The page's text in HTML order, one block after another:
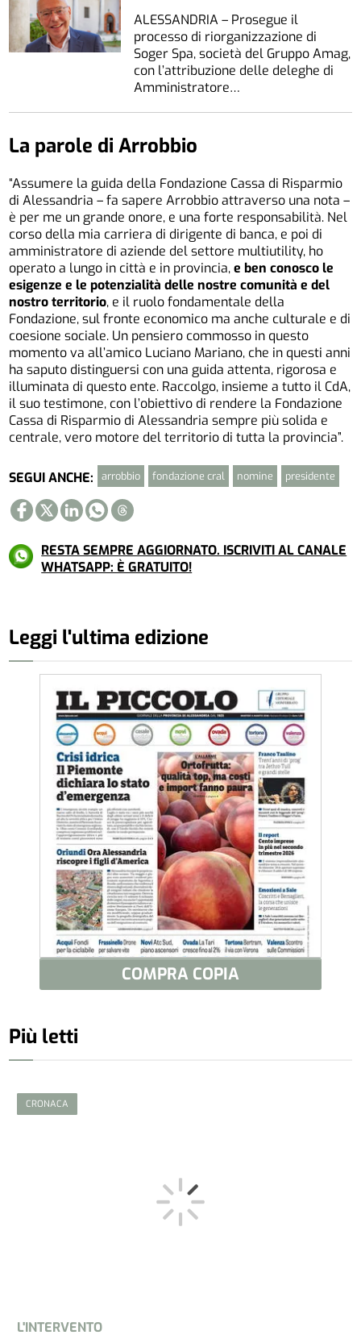
ALESSANDRIA – Prosegue il
processo di riorganizzazione di
Soger Spa, società del Gruppo Amag,
con l’attribuzione delle deleghe di
Amministratore…
La parole di Arrobbio
“Assumere la guida della Fondazione Cassa di Risparmio
di Alessandria – fa sapere Arrobbio attraverso una nota –
è per me un grande onore, e una forte responsabilità. Nel
corso della mia carriera di dirigente di banca, e poi di
amministratore di aziende del settore multiutility, ho
operato a lungo in città e in provincia,e ben conosco le
esigenze e le potenzialità delle nostre comunità e del
nostro territorio, e il ruolo fondamentale della
Fondazione, sul fronte economico ma anche culturale e di
coesione sociale. Un pensiero commosso in questo
momento va all’amico Luciano Mariano, che in questi anni
ha saputo distinguersi con una guida attenta, rigorosa e
illuminata di questo ente. Raccolgo, insieme a tutto il CdA,
il suo testimone, con l’obiettivo di rendere la Fondazione
Cassa di Risparmio di Alessandria sempre più solida e
centrale, vero motore del territorio di tutta la provincia”.
SEGUI ANCHE: arrobbio fondazione cral nomine presidente
RESTA SEMPRE AGGIORNATO. ISCRIVITI AL CANALE
WHATSAPP: È GRATUITO!
Leggi l'ultima edizione
COMPRA COPIA
Più letti
CRONACA
L'INTERVENTO